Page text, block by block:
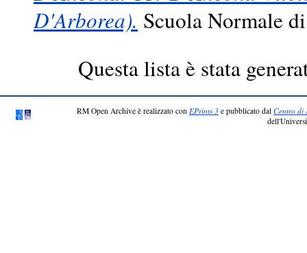
D'Arborea). Scuola Normale
Questa lista è stata
RM Open Archive è realizzato con EPrints 3 e pubblicato dal Centro di